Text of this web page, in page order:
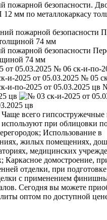
пожарной безопасности.
12 мм по металлокаркасу
пожарной безопасности
74 мм
№ 06 ск-и-по-
№ 05
цв
цв
всего гипсостружечные
при облицовки
Использование в
жилых помещениях,
медицинских
Каркасное домостроение,
отделки, при
с применением
Сегодня вы можете
оптом по доступной